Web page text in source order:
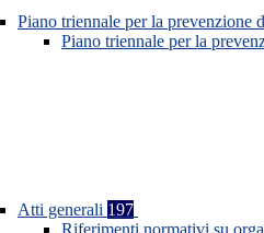
Piano triennale per la prevenzione
Piano triennale per la
Atti generali 197